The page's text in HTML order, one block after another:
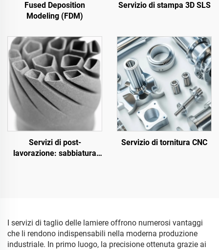
Fused Deposition
Modeling (FDM)
Servizio di stampa 3D SLS
Servizi di post-
lavorazione: sabbiatura
Servizio di tornitura CNC
I servizi di taglio delle lamiere offrono numerosi vantaggi
che li rendono indispensabili nella moderna produzione
industriale. In primo luogo, la precisione ottenuta grazie ai